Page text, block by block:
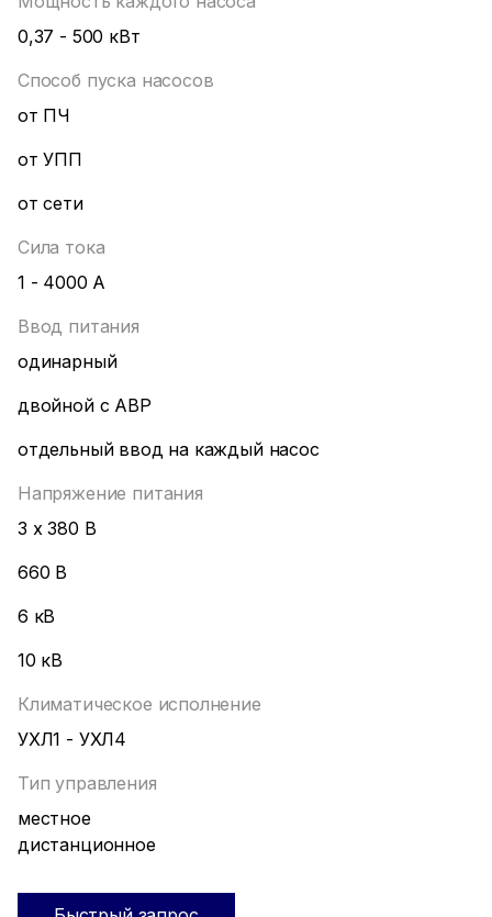
0,37 - 500 кВт
Способ пуска насосов
от ПЧ
от УПП
от сети
Сила тока
1 - 4000 А
Ввод питания
одинарный
двойной с ABP
отдельный ввод на каждый насос
Напряжение питания
3 х 380 В
660 В
6 кВ
10 кВ
Климатическое исполнение
УХЛ1 - УХЛ4
Тип управления
местное
дистанционное